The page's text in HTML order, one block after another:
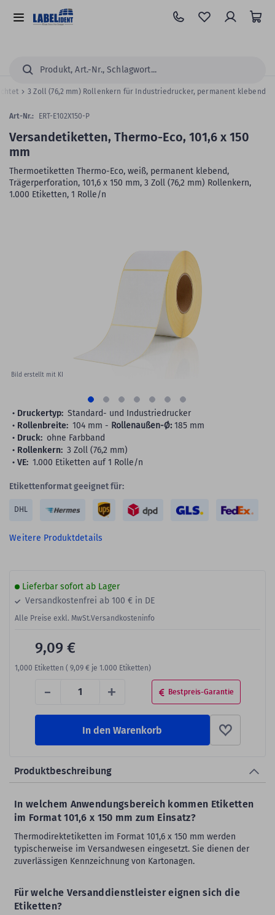
Hauptinhalt
springen
Alle
Suchen...
3 Zoll (76,2 mm) Rollenkern für Industriedrucker, permanent klebend
Bild erstellt mit KI
Versandetiketten, Thermo-Eco, 101,6 x 150
mm
Thermoetiketten Thermo-Eco, weiß, permanent klebend,
Trägerperforation, 101,6 x 150 mm, 3 Zoll (76,2 mm) Rollenkern,
1.000 Etiketten, 1 Rolle/n
Art-Nr.: ERT-E102X150-P
Druckertyp: Standard- und Industriedrucker
Rollenbreite: 104 mm - Rollenaußen-Ø: 185 mm
Druck: ohne Farbband
Rollenkern: 3 Zoll (76,2 mm)
VE: 1.000 Etiketten auf 1 Rolle/n
Etikettenformat geeignet für:
DHL
Weitere Produktdetails
Lieferbar sofort ab Lager
Versandkostenfrei ab 100 € in DE
Alle Preise exkl. MwSt.Versandkosteninfo
- + Bestpreis-Garantie
9,09 €
1,000 Etiketten ( 9,09 € je 1.000 Etiketten)
In den Warenkorb
Produktbeschreibung
In welchem Anwendungsbereich kommen Etiketten
im Format 101,6 x 150 mm zum Einsatz?
Thermodirektetiketten im Format 101,6 x 150 mm werden
typischerweise im Versandwesen eingesetzt. Sie dienen der
zuverlässigen Kennzeichnung von Kartonagen.
Für welche Versanddienstleister eignen sich die
Etiketten?